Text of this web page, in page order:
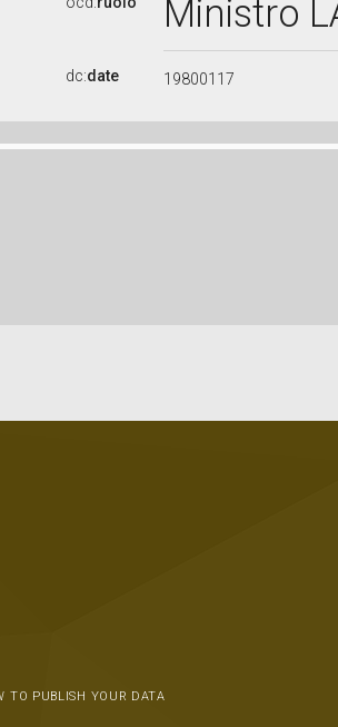
Ministro
dc:date 19800117
TO PUBLISH YOUR DATA